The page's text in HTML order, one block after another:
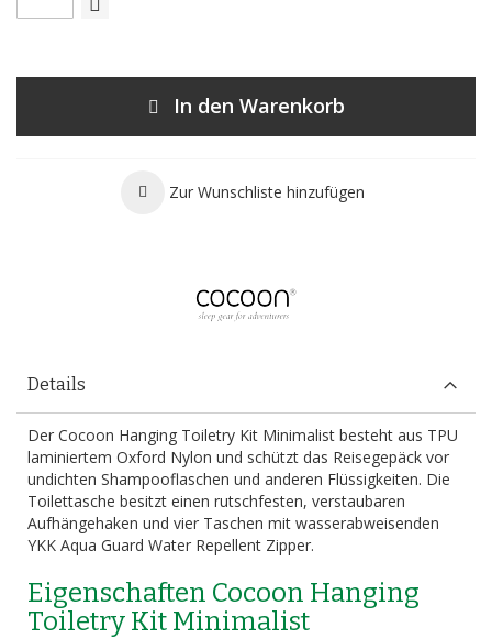
In den Warenkorb
Zur Wunschliste hinzufügen
Details
Der Cocoon Hanging Toiletry Kit Minimalist besteht aus TPU
laminiertem Oxford Nylon und schützt das Reisegepäck vor
undichten Shampooflaschen und anderen Flüssigkeiten. Die
Toilettasche besitzt einen rutschfesten, verstaubaren
Aufhängehaken und vier Taschen mit wasserabweisenden
YKK Aqua Guard Water Repellent Zipper.
Eigenschaften Cocoon Hanging
Toiletry Kit Minimalist